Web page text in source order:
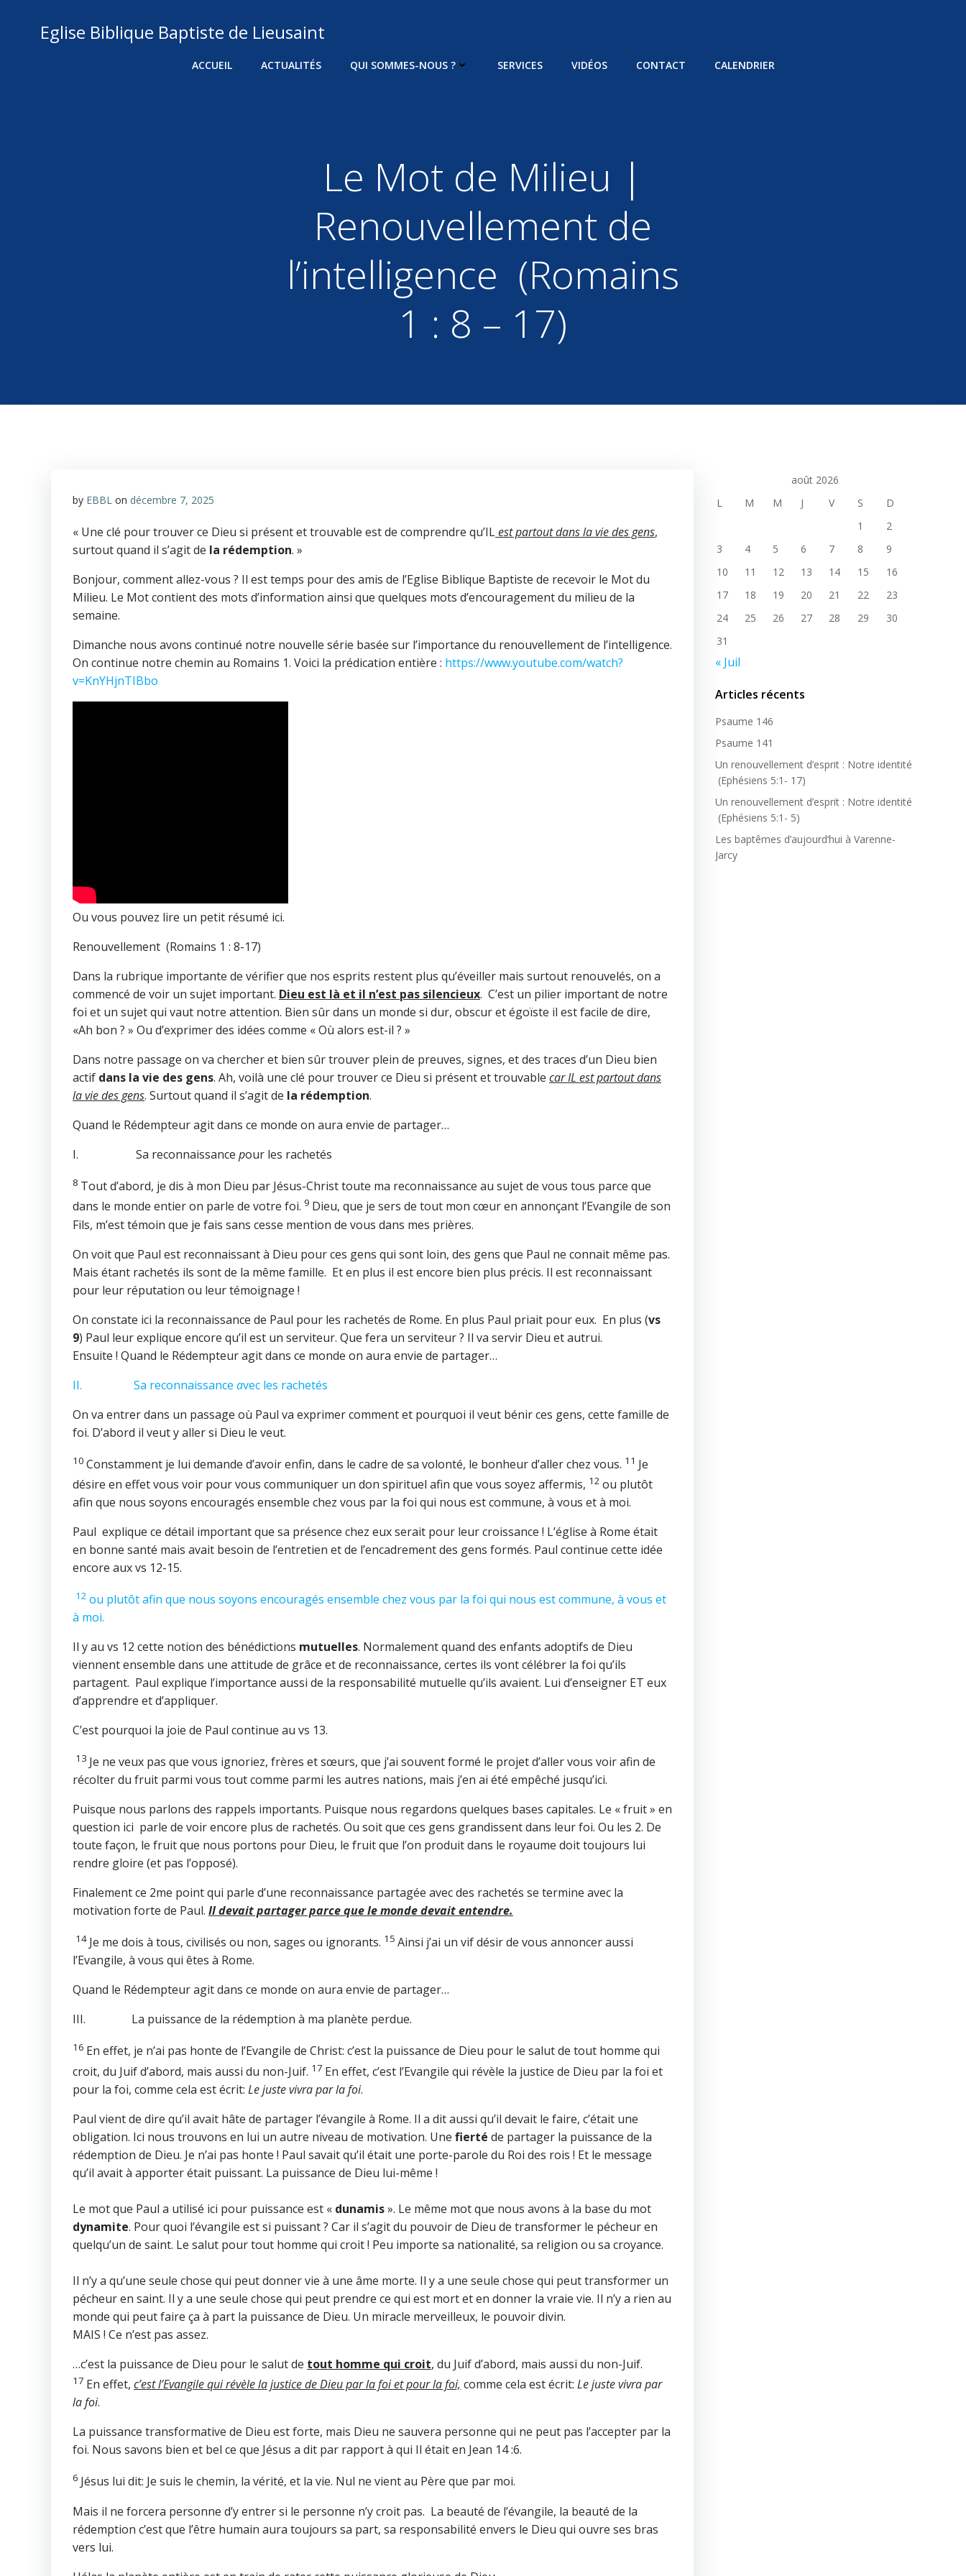
contenuEglise Biblique Baptiste de Lieusaint
ACCUEIL ACTUALITÉS QUI SOMMES-NOUS ? SERVICES VIDÉOS CONTACT CALENDRIER
Le Mot de Milieu |
Renouvellement de
l’intelligence (Romains
1 : 8 – 17)
by EBBL on décembre 7, 2025
« Une clé pour trouver ce Dieu si présent et trouvable est de comprendre qu’ILest partout dans la vie des gens,
surtout quand il s’agit de la rédemption. »
Bonjour, comment allez-vous ? Il est temps pour des amis de l’Eglise Biblique Baptiste de recevoir le Mot du
Milieu. Le Mot contient des mots d’information ainsi que quelques mots d’encouragement du milieu de la
semaine.
Dimanche nous avons continué notre nouvelle série basée sur l’importance du renouvellement de l’intelligence.
On continue notre chemin au Romains 1. Voici la prédication entière : https://www.youtube.com/watch?
v=KnYHjnTIBbo
Ou vous pouvez lire un petit résumé ici.
Renouvellement (Romains 1 : 8-17)
Dans la rubrique importante de vérifier que nos esprits restent plus qu’éveiller mais surtout renouvelés, on a
commencé de voir un sujet important. Dieu est là et il n’est pas silencieux. C’est un pilier important de notre
foi et un sujet qui vaut notre attention. Bien sûr dans un monde si dur, obscur et égoïste il est facile de dire,
«Ah bon ? » Ou d’exprimer des idées comme « Où alors est-il ? »
Dans notre passage on va chercher et bien sûr trouver plein de preuves, signes, et des traces d’un Dieu bien
actif dans la vie des gens. Ah, voilà une clé pour trouver ce Dieu si présent et trouvable car IL est partout dans
la vie des gens. Surtout quand il s’agit de la rédemption.
Quand le Rédempteur agit dans ce monde on aura envie de partager…
I. Sa reconnaissance pour les rachetés
8 Tout d’abord, je dis à mon Dieu par Jésus-Christ toute ma reconnaissance au sujet de vous tous parce que
dans le monde entier on parle de votre foi. 9 Dieu, que je sers de tout mon cœur en annonçant l’Evangile de son
Fils, m’est témoin que je fais sans cesse mention de vous dans mes prières.
On voit que Paul est reconnaissant à Dieu pour ces gens qui sont loin, des gens que Paul ne connait même pas.
Mais étant rachetés ils sont de la même famille. Et en plus il est encore bien plus précis. Il est reconnaissant
pour leur réputation ou leur témoignage !
On constate ici la reconnaissance de Paul pour les rachetés de Rome. En plus Paul priait pour eux. En plus (vs
9) Paul leur explique encore qu’il est un serviteur. Que fera un serviteur ? Il va servir Dieu et autrui.
Ensuite ! Quand le Rédempteur agit dans ce monde on aura envie de partager…
II. Sa reconnaissance avec les rachetés
On va entrer dans un passage où Paul va exprimer comment et pourquoi il veut bénir ces gens, cette famille de
foi. D’abord il veut y aller si Dieu le veut.
10 Constamment je lui demande d’avoir enfin, dans le cadre de sa volonté, le bonheur d’aller chez vous. 11 Je
désire en effet vous voir pour vous communiquer un don spirituel afin que vous soyez affermis, 12 ou plutôt
afin que nous soyons encouragés ensemble chez vous par la foi qui nous est commune, à vous et à moi.
Paul explique ce détail important que sa présence chez eux serait pour leur croissance ! L’église à Rome était
en bonne santé mais avait besoin de l’entretien et de l’encadrement des gens formés. Paul continue cette idée
encore aux vs 12-15.
12 ou plutôt afin que nous soyons encouragés ensemble chez vous par la foi qui nous est commune, à vous et
à moi.
Il y au vs 12 cette notion des bénédictions mutuelles. Normalement quand des enfants adoptifs de Dieu
viennent ensemble dans une attitude de grâce et de reconnaissance, certes ils vont célébrer la foi qu’ils
partagent. Paul explique l’importance aussi de la responsabilité mutuelle qu’ils avaient. Lui d’enseigner ET eux
d’apprendre et d’appliquer.
C’est pourquoi la joie de Paul continue au vs 13.
13 Je ne veux pas que vous ignoriez, frères et sœurs, que j’ai souvent formé le projet d’aller vous voir afin de
récolter du fruit parmi vous tout comme parmi les autres nations, mais j’en ai été empêché jusqu’ici.
Puisque nous parlons des rappels importants. Puisque nous regardons quelques bases capitales. Le « fruit » en
question ici parle de voir encore plus de rachetés. Ou soit que ces gens grandissent dans leur foi. Ou les 2. De
toute façon, le fruit que nous portons pour Dieu, le fruit que l’on produit dans le royaume doit toujours lui
rendre gloire (et pas l’opposé).
Finalement ce 2me point qui parle d’une reconnaissance partagée avec des rachetés se termine avec la
motivation forte de Paul. Il devait partager parce que le monde devait entendre.
14 Je me dois à tous, civilisés ou non, sages ou ignorants. 15 Ainsi j’ai un vif désir de vous annoncer aussi
l’Evangile, à vous qui êtes à Rome.
Quand le Rédempteur agit dans ce monde on aura envie de partager…
III. La puissance de la rédemption à ma planète perdue.
16 En effet, je n’ai pas honte de l’Evangile de Christ: c’est la puissance de Dieu pour le salut de tout homme qui
croit, du Juif d’abord, mais aussi du non-Juif. 17 En effet, c’est l’Evangile qui révèle la justice de Dieu par la foi et
pour la foi, comme cela est écrit: Le juste vivra par la foi.
Paul vient de dire qu’il avait hâte de partager l’évangile à Rome. Il a dit aussi qu’il devait le faire, c’était une
obligation. Ici nous trouvons en lui un autre niveau de motivation. Une fierté de partager la puissance de la
rédemption de Dieu. Je n’ai pas honte ! Paul savait qu’il était une porte-parole du Roi des rois ! Et le message
qu’il avait à apporter était puissant. La puissance de Dieu lui-même !
Le mot que Paul a utilisé ici pour puissance est « dunamis». Le même mot que nous avons à la base du mot
dynamite. Pour quoi l’évangile est si puissant ? Car il s’agit du pouvoir de Dieu de transformer le pécheur en
quelqu’un de saint. Le salut pour tout homme qui croit ! Peu importe sa nationalité, sa religion ou sa croyance.
Il n’y a qu’une seule chose qui peut donner vie à une âme morte. Il y a une seule chose qui peut transformer un
pécheur en saint. Il y a une seule chose qui peut prendre ce qui est mort et en donner la vraie vie. Il n’y a rien au
monde qui peut faire ça à part la puissance de Dieu. Un miracle merveilleux, le pouvoir divin.
MAIS ! Ce n’est pas assez.
…c’est la puissance de Dieu pour le salut de tout homme qui croit, du Juif d’abord, mais aussi du non-Juif.
17 En effet, c’est l’Evangile qui révèle la justice de Dieu par la foi et pour la foi, comme cela est écrit: Le juste vivra par
la foi.
La puissance transformative de Dieu est forte, mais Dieu ne sauvera personne qui ne peut pas l’accepter par la
foi. Nous savons bien et bel ce que Jésus a dit par rapport à qui Il était en Jean 14 :6.
6 Jésus lui dit: Je suis le chemin, la vérité, et la vie. Nul ne vient au Père que par moi.
Mais il ne forcera personne d’y entrer si le personne n’y croit pas. La beauté de l’évangile, la beauté de la
rédemption c’est que l’être humain aura toujours sa part, sa responsabilité envers le Dieu qui ouvre ses bras
vers lui.
août 2026
L
M M J V S
D
1
2
3
4 5 6 7 8
9
10
11 12 13 14 15
16
17
18 19 20 21 22
23
24
25 26 27 28 29
30
31
« Juil
Articles récents
Psaume 146
Psaume 141
Un renouvellement d’esprit : Notre identité
(Ephésiens 5:1- 17)
Un renouvellement d’esprit : Notre identité
(Ephésiens 5:1- 5)
Les baptêmes d’aujourd’hui à Varenne-
Jarcy